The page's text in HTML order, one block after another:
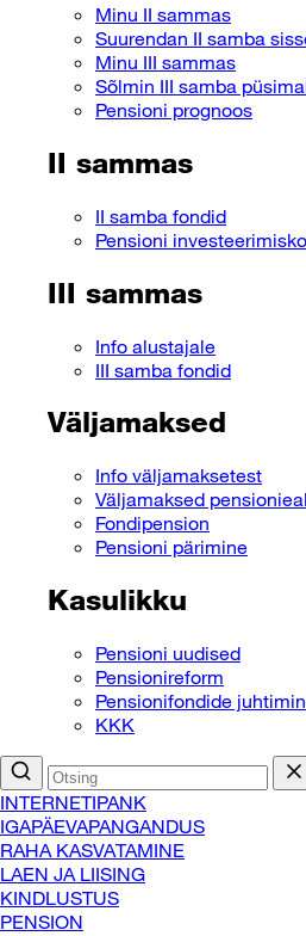
Minu II sammas
Suurendan II samba
Minu III sammas
Sõlmin III samba
Pensioni prognoos
II sammas
II samba fondid
Pensioni
III sammas
Info alustajale
III samba fondid
Väljamaksed
Info väljamaksetest
Väljamaksed
Fondipension
Pensioni pärimine
Kasulikku
Pensioni uudised
Pensionireform
Pensionifondide
KKK
INTERNETIPANK
IGAPÄEVAPANGANDUS
RAHA KASVATAMINE
LAEN JA LIISING
KINDLUSTUS
PENSION